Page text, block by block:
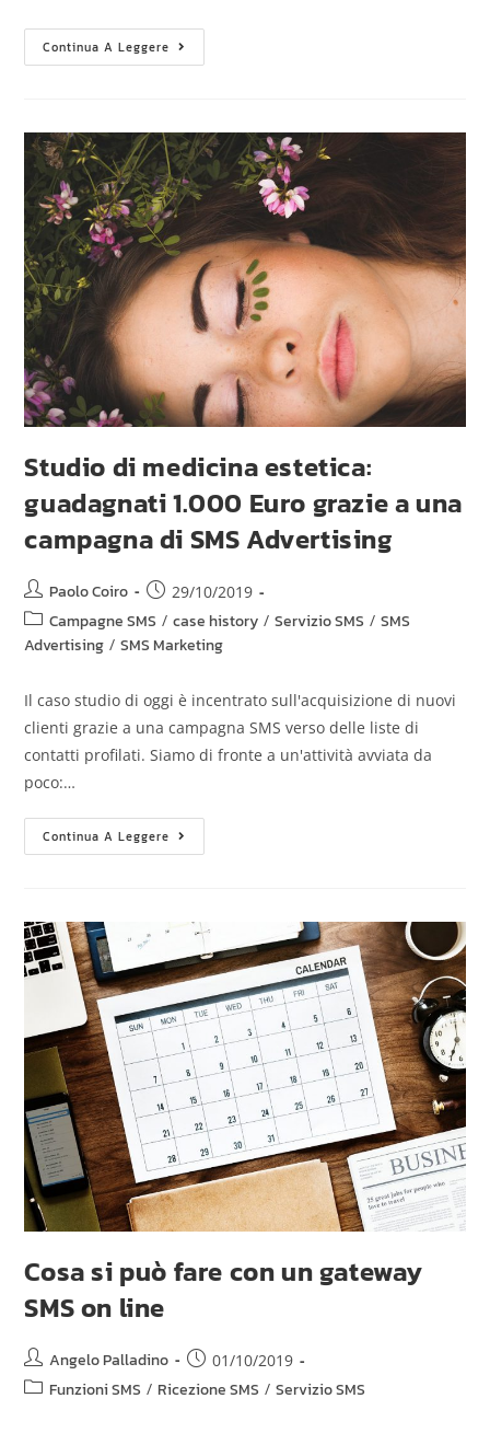
Continua A Leggere
Studio di medicina estetica:
guadagnati 1.000 Euro grazie a una
campagna di SMS Advertising
Paolo Coiro 29/10/2019
Campagne SMS / case history / Servizio SMS / SMS
Advertising / SMS Marketing
Il caso studio di oggi è incentrato sull'acquisizione di nuovi
clienti grazie a una campagna SMS verso delle liste di
contatti profilati. Siamo di fronte a un'attività avviata da
poco:…
Continua A Leggere
Cosa si può fare con un gateway
SMS on line
Angelo Palladino 01/10/2019
Funzioni SMS / Ricezione SMS / Servizio SMS